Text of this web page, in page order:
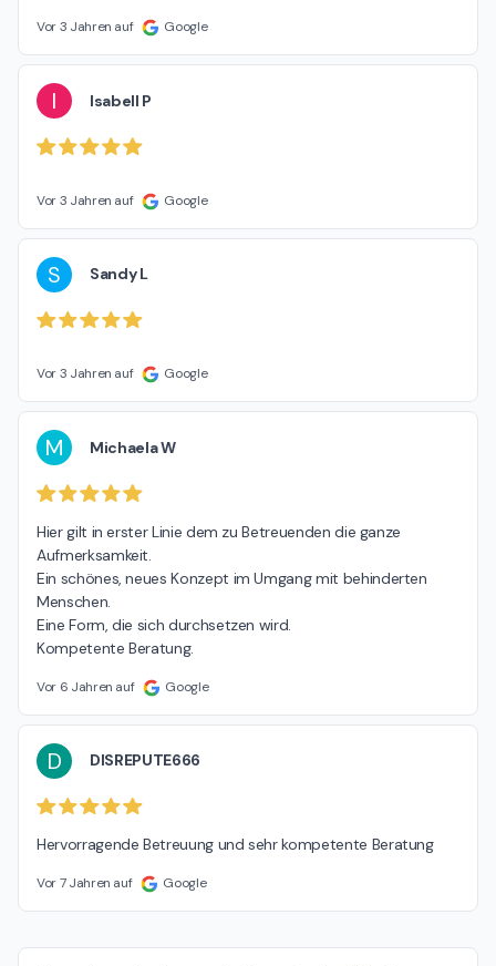
Vor 3 Jahren auf Google
I Isabell P
Vor 3 Jahren auf Google
S Sandy L
Vor 3 Jahren auf Google
M Michaela W
Hier gilt in erster Linie dem zu Betreuenden die ganze
Aufmerksamkeit.
Ein schönes, neues Konzept im Umgang mit behinderten
Menschen.
Eine Form, die sich durchsetzen wird.
Kompetente Beratung.
Vor 6 Jahren auf Google
D DISREPUTE666
Hervorragende Betreuung und sehr kompetente Beratung
Vor 7 Jahren auf Google